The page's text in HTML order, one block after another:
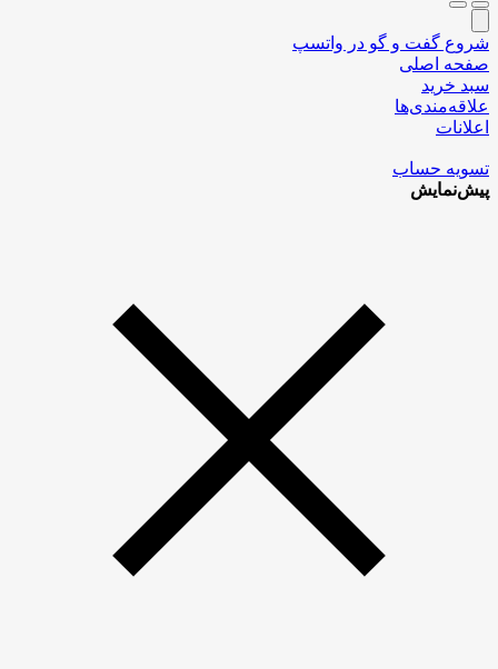
شروع گفت و گو در واتسپ
صفحه اصلی
سبد خرید
علاقه‌مندی‌ها
اعلانات
تسویه حساب
پیش‌نمایش